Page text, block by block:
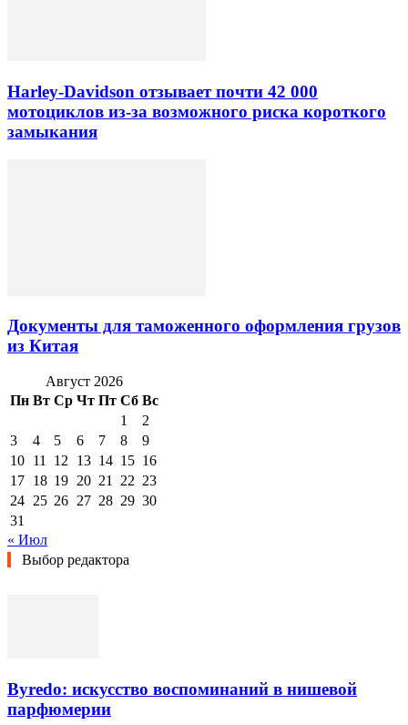
Harley-Davidson отзывает почти 42 000
мотоциклов из-за возможного риска короткого
замыкания
Документы для таможенного оформления грузов
из Китая
Август 2026
Пн Вт Ср Чт Пт Сб Вс
1
2
3
4 5 6 7 8
9
10 11 12 13 14 15 16
17 18 19 20 21 22 23
24 25 26 27 28 29 30
31
« Июл
Выбор редактора
Byredo: искусство воспоминаний в нишевой
парфюмерии